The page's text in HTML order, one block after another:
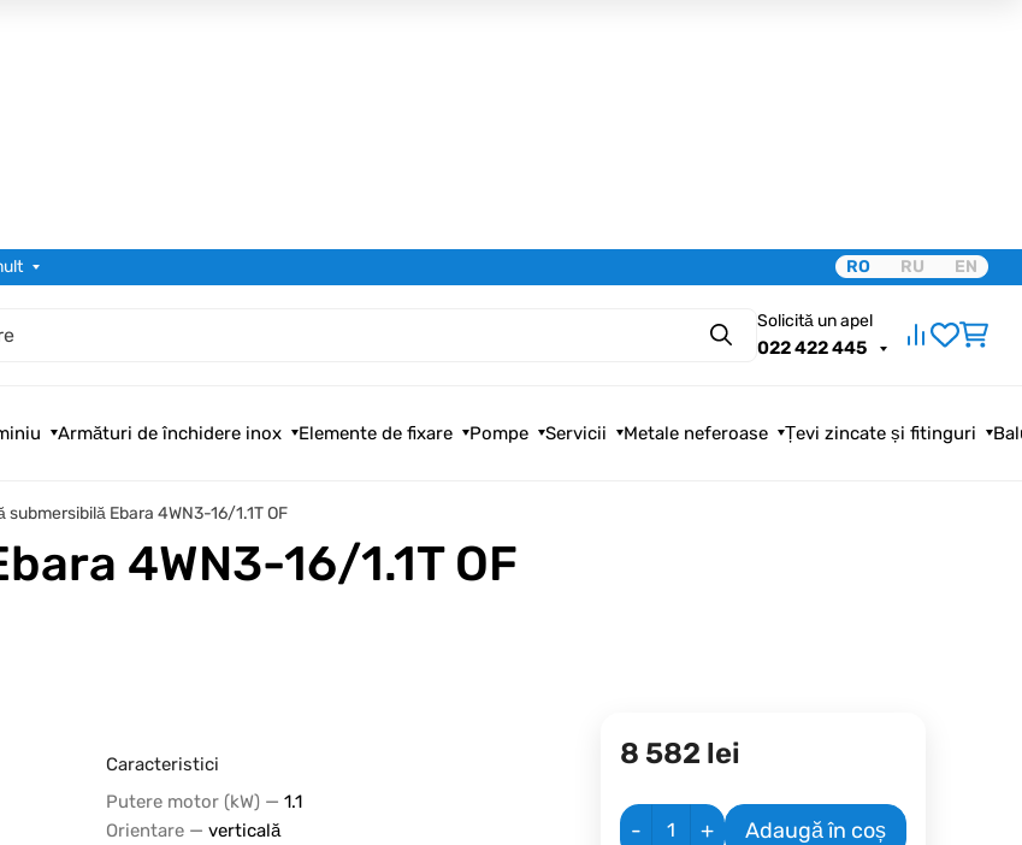
RO RU EN
Căutare
Solicită un apel
022 422 445
Armături de închidere inox Elemente de fixare Pompe Servicii Metale neferoase Țevi zincate și fitinguri
submersibilă Ebara 4WN3-16/1.1T OF
4WN3-16/1.1T OF
Caracteristici
Putere motor (kW) — 1.1
Orientare — verticală
8 582 lei
- + Adaugă în coș